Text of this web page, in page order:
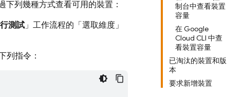
制台中查看裝置
容量
在 Google
Cloud CLI 中查
看裝置容量
已淘汰的裝置和版
本
要求新增裝置
列幾種方式查看可用的裝置：
測試」工作流程的「選取維度」
列指令：